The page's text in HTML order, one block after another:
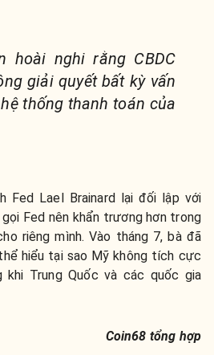
hoài nghi rằng CBDC
giải quyết bất kỳ vấn
thống thanh toán của
Fed Lael Brainard lại đối lập với
Fed nên khẩn trương hơn trong
riêng mình. Vào tháng 7, bà đã
hiểu tại sao Mỹ không tích cực
khi Trung Quốc và các quốc gia
Coin68 tổng hợp